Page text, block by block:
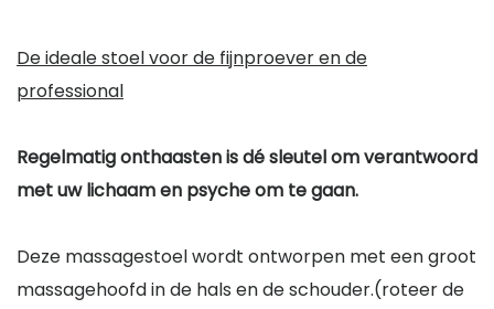
De ideale stoel voor de fijnproever en de
professional
Regelmatig onthaasten is dé sleutel om verantwoord
met uw lichaam en psyche om te gaan.
Deze massagestoel wordt ontworpen met een groot
massagehoofd in de hals en de schouder.(roteer de